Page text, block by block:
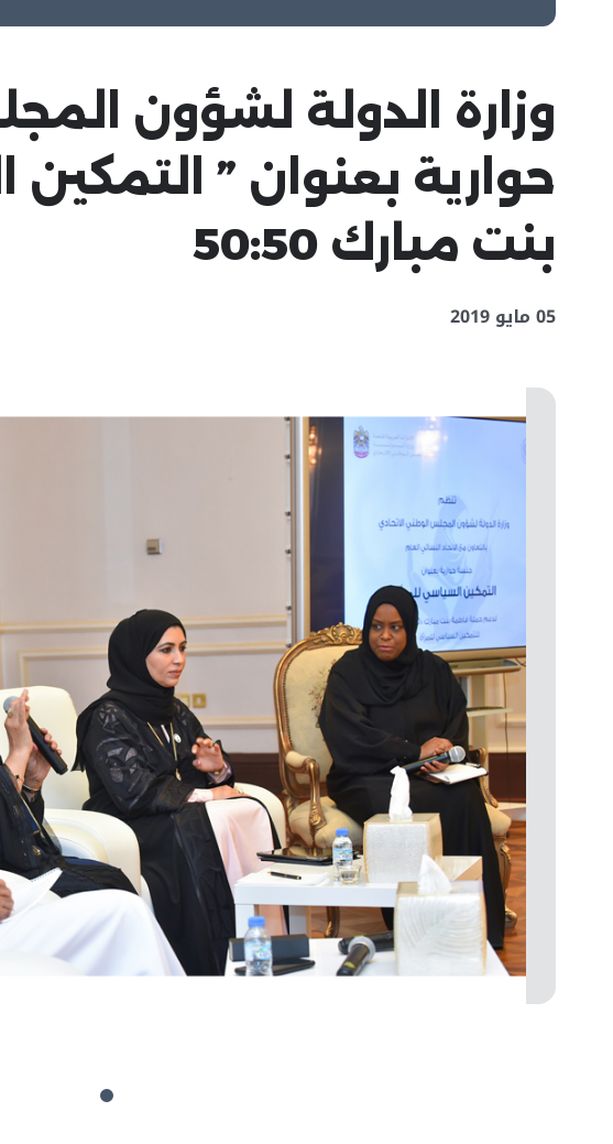
وزارة الدولة لشؤون
حوارية بعنوان ”
بنت مبارك 50:50
05 مايو 2019